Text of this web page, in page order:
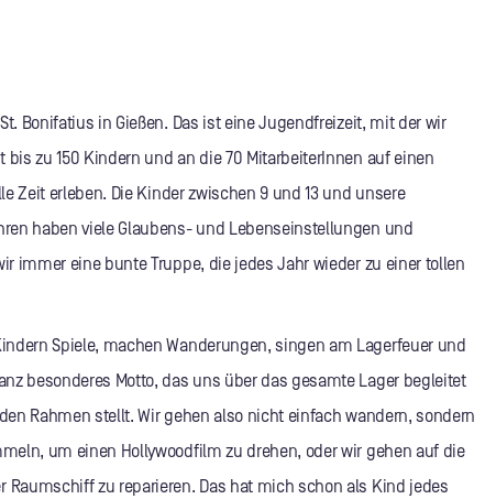
Bonifatius in Gießen. Das ist eine Jugendfreizeit, mit der wir
zu 150 Kindern und an die 70 MitarbeiterInnen auf einen
Zeit erleben. Die Kinder zwischen 9 und 13 und unsere
haben viele Glaubens- und Lebenseinstellungen und
immer eine bunte Truppe, die jedes Jahr wieder zu einer tollen
Spiele, machen Wanderungen, singen am Lagerfeuer und
besonderes Motto, das uns über das gesamte Lager begleitet
Rahmen stellt. Wir gehen also nicht einfach wandern, sondern
um einen Hollywoodfilm zu drehen, oder wir gehen auf die
zu reparieren. Das hat mich schon als Kind jedes